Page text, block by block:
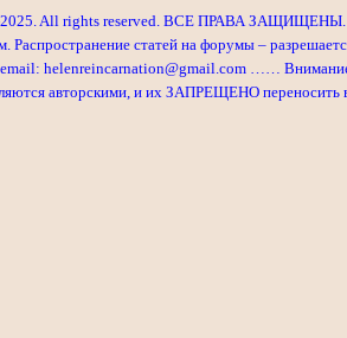
All rights reserved. ВСЕ ПРАВА ЗАЩИЩЕНЫ.
Распространение статей на форумы –
helenreincarnation@gmail.com ……
авторскими, и их ЗАПРЕЩЕНО переносить в